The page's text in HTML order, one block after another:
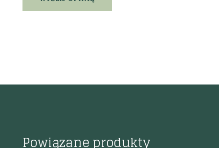
Powiązane produkty